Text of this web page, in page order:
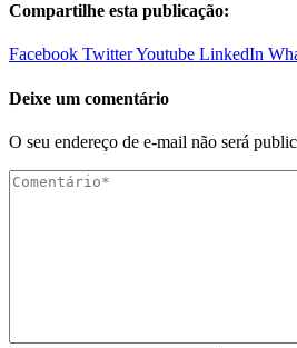
Compartilhe esta publicação:
Facebook TwitterYoutube LinkedIn
Deixe um comentário
O seu endereço de e-mail não será